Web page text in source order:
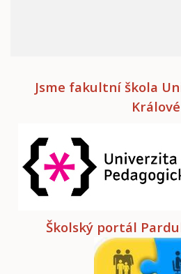
Jsme fakultní škola
Králové
Školský portál